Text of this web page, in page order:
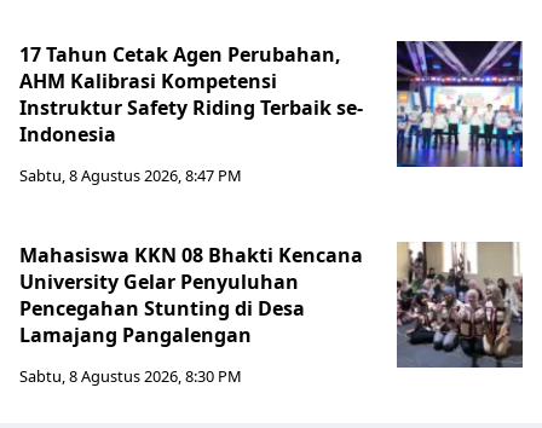
17 Tahun Cetak Agen Perubahan,
AHM Kalibrasi Kompetensi
Instruktur Safety Riding Terbaik se-
Indonesia
Sabtu, 8 Agustus 2026, 8:47 PM
Mahasiswa KKN 08 Bhakti Kencana
University Gelar Penyuluhan
Pencegahan Stunting di Desa
Lamajang Pangalengan
Sabtu, 8 Agustus 2026, 8:30 PM